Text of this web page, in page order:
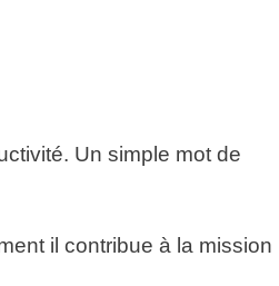
Un simple mot de
il contribue à la mission